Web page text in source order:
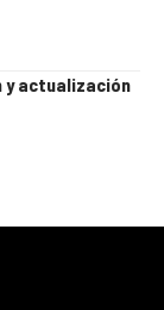
y actualización